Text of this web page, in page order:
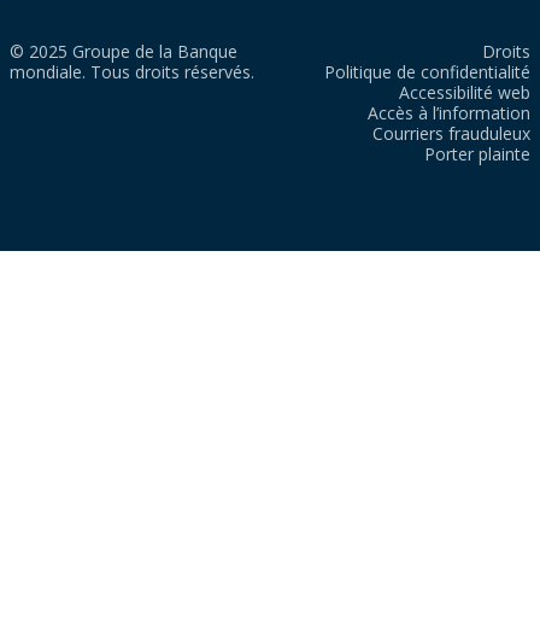
© 2025 Groupe de la Banque
mondiale. Tous droits réservés.
Droits
Politique de confidentialité
Accessibilité web
Accès à l’information
Courriers frauduleux
Porter plainte